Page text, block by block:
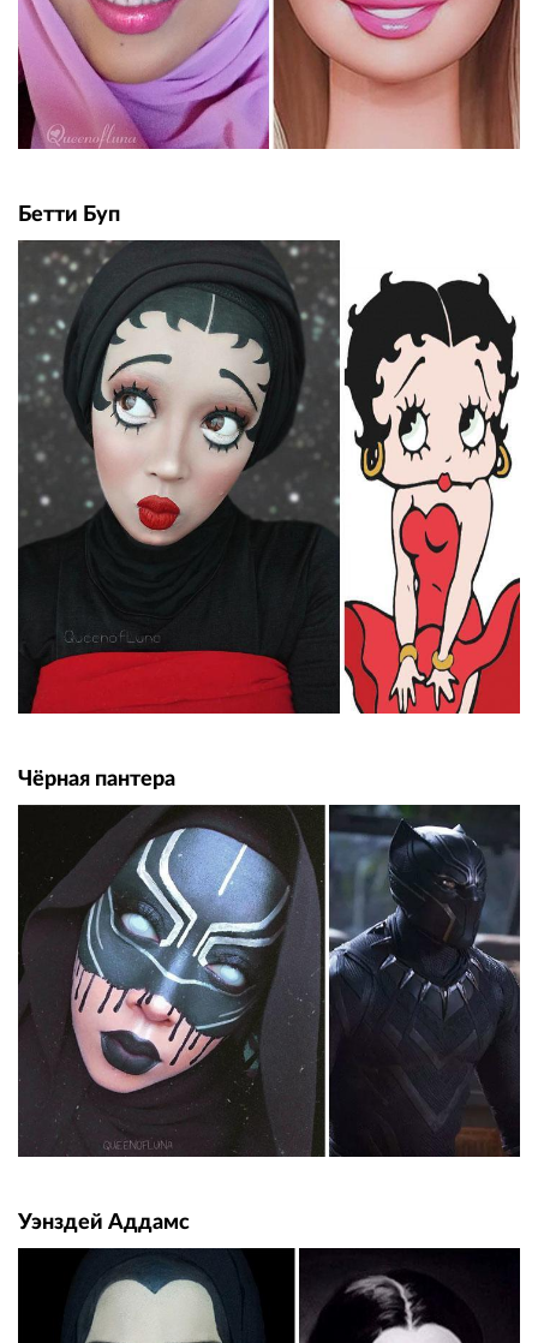
Бетти Буп
Чёрная пантера
Уэнздей Аддамс